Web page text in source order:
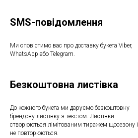
SMS-повідомлення
Ми сповістимо вас про доставку букета Viber,
WhatsApp або Telegram.
Безкоштовна листівка
До кожного букета ми даруємо безкоштовну
брендову листівку з текстом. Листівки
створюються лімітованим тиражем щосезону і
не повторюються.